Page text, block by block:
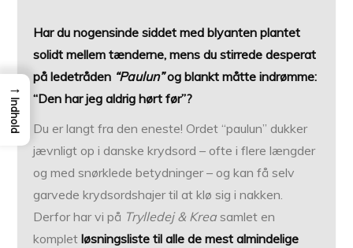
Har du nogensinde siddet med blyanten plantet
solidt mellem tænderne, mens du stirrede desperat
på ledetråden “Paulun”og blankt måtte indrømme:
“Den har jeg aldrig hørt før”?
Du er langt fra den eneste! Ordet “paulun” dukker
jævnligt op i danske krydsord – ofte i flere længder
og med snørklede betydninger – og kan få selv
garvede krydsordshajer til at klø sig i nakken.
Derfor har vi på Trylledej & Kreasamlet en
kompletløsningsliste til alle de mest almindelige
→
Indhold